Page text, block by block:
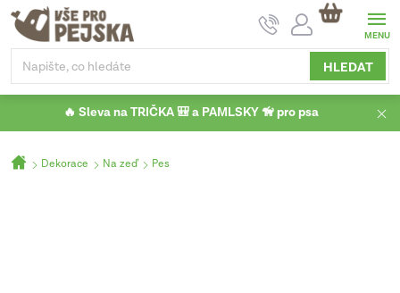
Přejít
obsah
HLEDAT
NÁKUPNÍ
KOŠÍK
🔥 Sleva na TRIČKA 🎒 a PAMLSKY 🦮 pro psa
DomůDekorace Na zeď Pes